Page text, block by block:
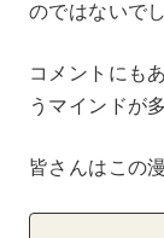
のではないで
コメントにも
うマインドが
皆さんはこの